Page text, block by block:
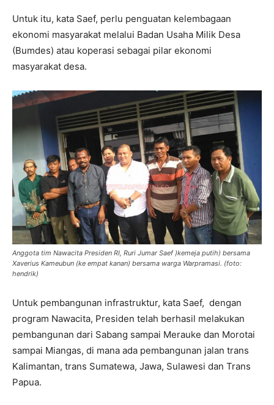
Untuk itu, kata Saef, perlu penguatan kelembagaan
ekonomi masyarakat melalui Badan Usaha Milik Desa
(Bumdes) atau koperasi sebagai pilar ekonomi
masyarakat desa.
Anggota tim Nawacita Presiden RI, Ruri Jumar Saef )kemeja putih) bersama
Xaverius Kameubun (ke empat kanan) bersama warga Warpramasi. (foto:
hendrik)
Untuk pembangunan infrastruktur, kata Saef, dengan
program Nawacita, Presiden telah berhasil melakukan
pembangunan dari Sabang sampai Merauke dan Morotai
sampai Miangas, di mana ada pembangunan jalan trans
Kalimantan, trans Sumatewa, Jawa, Sulawesi dan Trans
Papua.